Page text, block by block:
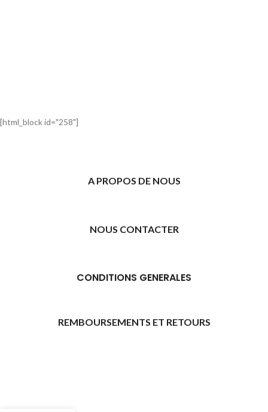
[html_block id="258"]
A PROPOS DE NOUS
NOUS CONTACTER
CONDITIONS GENERALES
REMBOURSEMENTS ET RETOURS